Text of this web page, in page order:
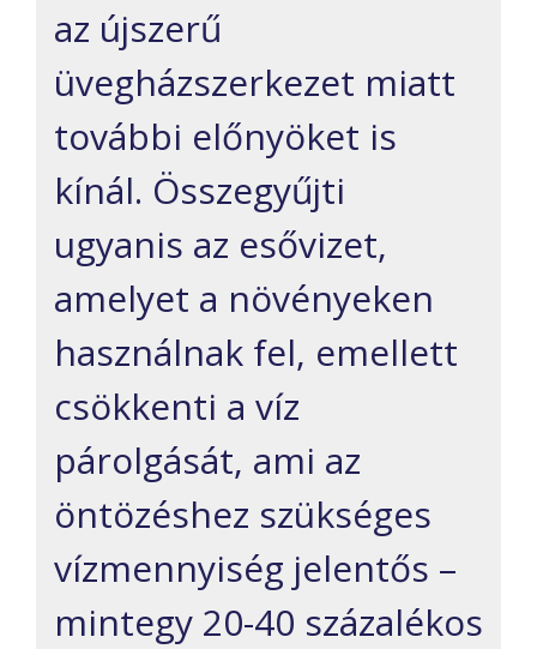
az újszerű
üvegházszerkezet miatt
további előnyöket is
kínál. Összegyűjti
ugyanis az esővizet,
amelyet a növényeken
használnak fel, emellett
csökkenti a víz
párolgását, ami az
öntözéshez szükséges
vízmennyiség jelentős –
mintegy 20-40 százalékos